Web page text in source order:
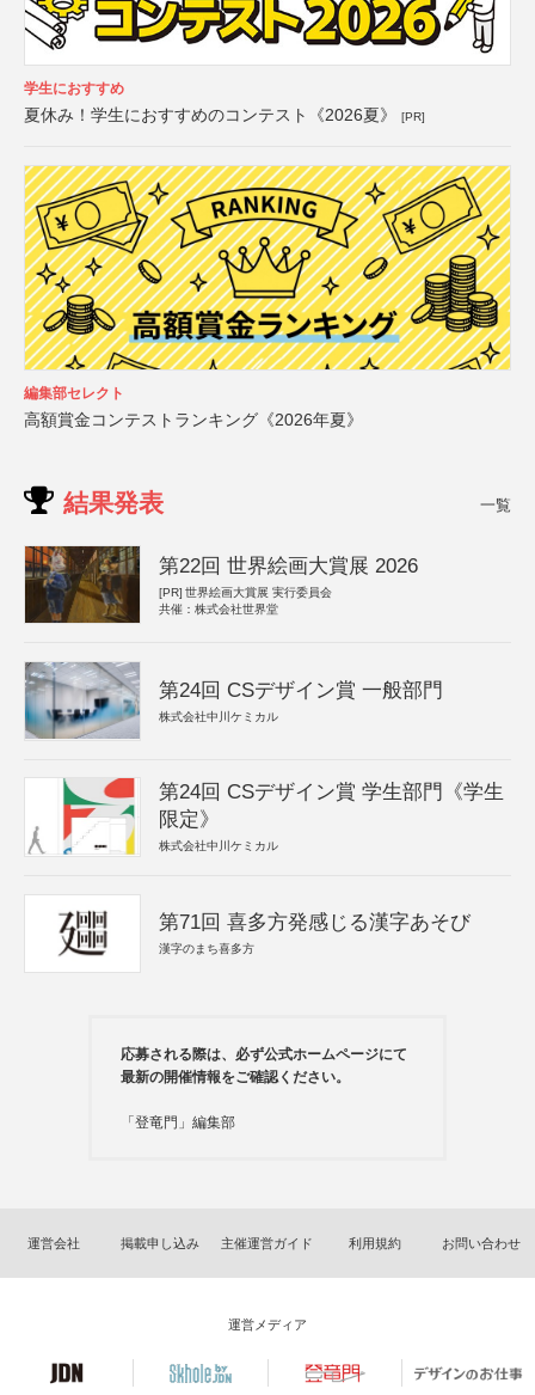
学生におすすめ
夏休み！学生におすすめのコンテスト《2026夏》 [PR]
編集部セレクト
高額賞金コンテストランキング《2026年夏》
結果発表 一覧
第22回 世界絵画大賞展 2026
[PR] 世界絵画大賞展 実行委員会
共催：株式会社世界堂
第24回 CSデザイン賞 一般部門
株式会社中川ケミカル
第24回 CSデザイン賞 学生部門《学生
限定》
株式会社中川ケミカル
第71回 喜多方発感じる漢字あそび
漢字のまち喜多方
応募される際は、必ず公式ホームページにて
最新の開催情報をご確認ください。
「登竜門」編集部
運営会社 掲載申し込み 主催運営ガイド 利用規約 お問い合わせ
運営メディア